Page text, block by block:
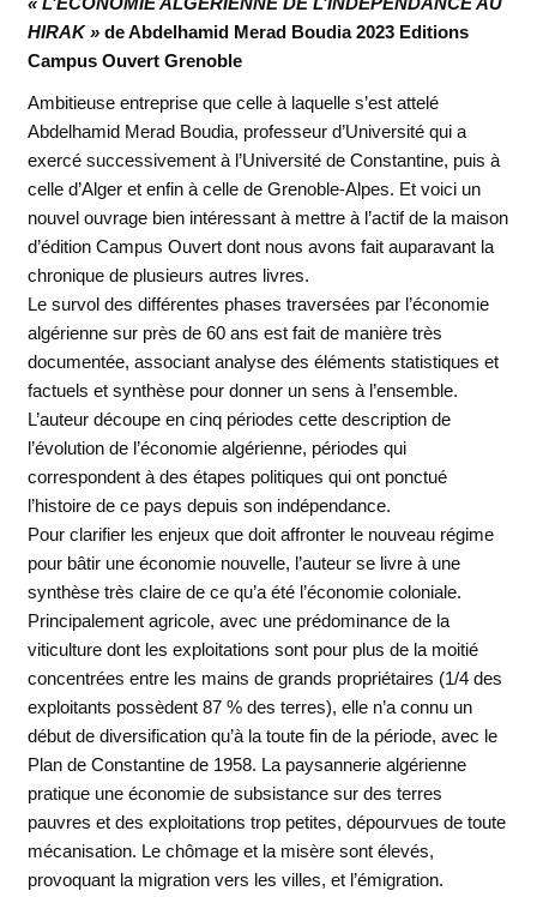
HIRAK »de Abdelhamid Merad Boudia 2023 Editions
Campus Ouvert Grenoble
Ambitieuse entreprise que celle à laquelle s’est attelé
Abdelhamid Merad Boudia, professeur d’Université qui a
exercé successivement à l’Université de Constantine, puis à
celle d’Alger et enfin à celle de Grenoble-Alpes. Et voici un
nouvel ouvrage bien intéressant à mettre à l’actif de la maison
d’édition Campus Ouvert dont nous avons fait auparavant la
chronique de plusieurs autres livres.
Le survol des différentes phases traversées par l’économie
algérienne sur près de 60 ans est fait de manière très
documentée, associant analyse des éléments statistiques et
factuels et synthèse pour donner un sens à l’ensemble.
L’auteur découpe en cinq périodes cette description de
l’évolution de l’économie algérienne, périodes qui
correspondent à des étapes politiques qui ont ponctué
l’histoire de ce pays depuis son indépendance.
Pour clarifier les enjeux que doit affronter le nouveau régime
pour bâtir une économie nouvelle, l’auteur se livre à une
synthèse très claire de ce qu’a été l’économie coloniale.
Principalement agricole, avec une prédominance de la
viticulture dont les exploitations sont pour plus de la moitié
concentrées entre les mains de grands propriétaires (1/4 des
exploitants possèdent 87 % des terres), elle n’a connu un
début de diversification qu’à la toute fin de la période, avec le
Plan de Constantine de 1958. La paysannerie algérienne
pratique une économie de subsistance sur des terres
pauvres et des exploitations trop petites, dépourvues de toute
mécanisation. Le chômage et la misère sont élevés,
provoquant la migration vers les villes, et l’émigration.